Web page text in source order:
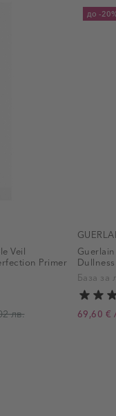
Veil
Primer
лв.
до -
Dullness
База за
Промо
69,60 €